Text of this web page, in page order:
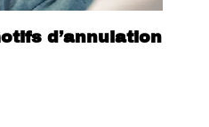
d’annulation